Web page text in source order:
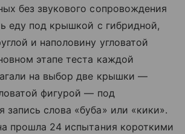
без звукового сопровождения
еду под крышкой с гибридной,
и наполовину угловатой
этапе теста каждой
на выбор две крышки —
фигурой — под
слова «буба» или «кики».
прошла 24 испытания короткими